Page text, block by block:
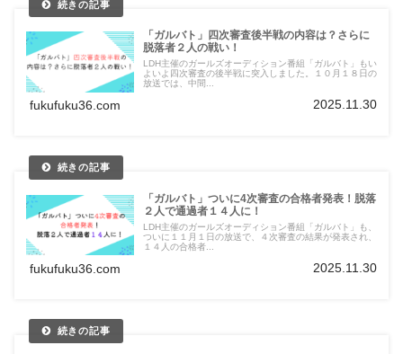
「ガルバト」四次審査後半戦の内容は？さらに
脱落者２人の戦い！
LDH主催のガールズオーディション番組「ガルバト」もい
よいよ四次審査の後半戦に突入しました。１０月１８日の
放送では、中間...
fukufuku36.com 2025.11.30
「ガルバト」ついに4次審査の合格者発表！脱落
２人で通過者１４人に！
LDH主催のガールズオーディション番組「ガルバト」も、
ついに１１月１日の放送で、４次審査の結果が発表され、
１４人の合格者...
fukufuku36.com 2025.11.30